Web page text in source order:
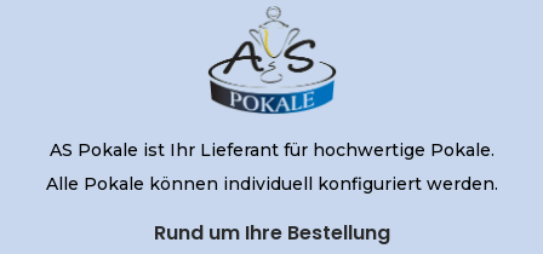
AS Pokale ist Ihr Lieferant für hochwertige Pokale.
Alle Pokale können individuell konfiguriert werden.
Rund um Ihre Bestellung